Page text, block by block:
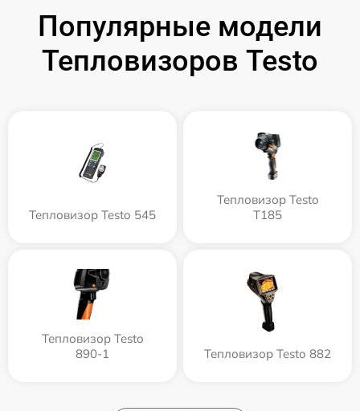
Популярные модели
Тепловизоров Testo
Тепловизор Testo 545
Тепловизор Testo
T185
Тепловизор Testo
890-1
Тепловизор Testo 882